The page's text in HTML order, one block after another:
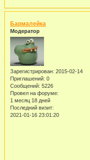
Бармалейка
Модератор
Зарегистрирован: 2015-02-14
Приглашений: 0
Сообщений: 5226
Провел на форуме:
1 месяц 18 дней
Последний визит:
2021-01-16 23:01:20